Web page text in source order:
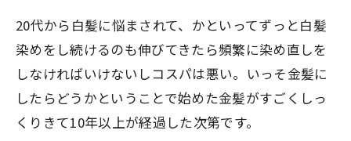
20代から白髪に悩まされて、かといってずっと白髪
染めをし続けるのも伸びてきたら頻繁に染め直しを
しなければいけないしコスパは悪い。いっそ金髪に
したらどうかということで始めた金髪がすごくしっ
くりきて10年以上が経過した次第です。